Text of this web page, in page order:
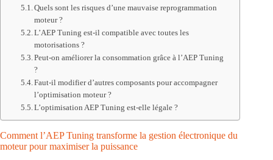
Quels sont les risques d’une mauvaise reprogrammation
moteur ?
L’AEP Tuning est-il compatible avec toutes les
motorisations ?
Peut-on améliorer la consommation grâce à l’AEP Tuning
?
Faut-il modifier d’autres composants pour accompagner
l’optimisation moteur ?
L’optimisation AEP Tuning est-elle légale ?
Comment l’AEP Tuning transforme la gestion électronique du
moteur pour maximiser la puissance